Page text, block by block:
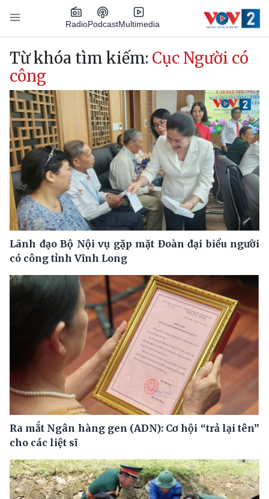
Nhảy đến nội dung
RadioPodcastMultimedia
Main navigation
Từ khóa tìm kiếm: Cục Người có
công
Lãnh đạo Bộ Nội vụ gặp mặt Đoàn đại biểu người
có công tỉnh Vĩnh Long
Ra mắt Ngân hàng gen (ADN): Cơ hội “trả lại tên”
cho các liệt sĩ